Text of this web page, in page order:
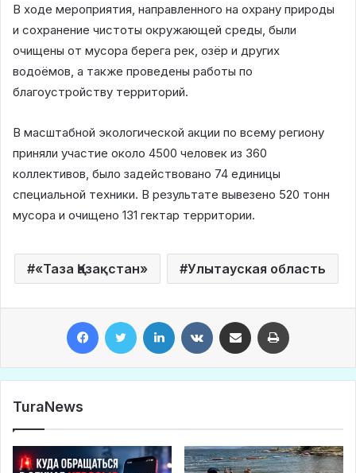
В ходе мероприятия, направленного на охрану природы
и сохранение чистоты окружающей среды, были
очищены от мусора берега рек, озёр и других
водоёмов, а также проведены работы по
благоустройству территорий.
В масштабной экологической акции по всему региону
приняли участие около 4500 человек из 360
коллективов, было задействовано 74 единицы
специальной техники. В результате вывезено 520 тонн
мусора и очищено 131 гектар территории.
«Таза Қазақстан» Улытауская область
TuraNews